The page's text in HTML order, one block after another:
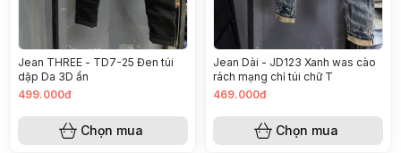
Jean THREE - TD7-25 Đen túi
dập Da 3D ẩn
499.000đ
Chọn mua
Jean Dài - JD123 Xanh was cào
rách mạng chỉ túi chữ T
469.000đ
Chọn mua